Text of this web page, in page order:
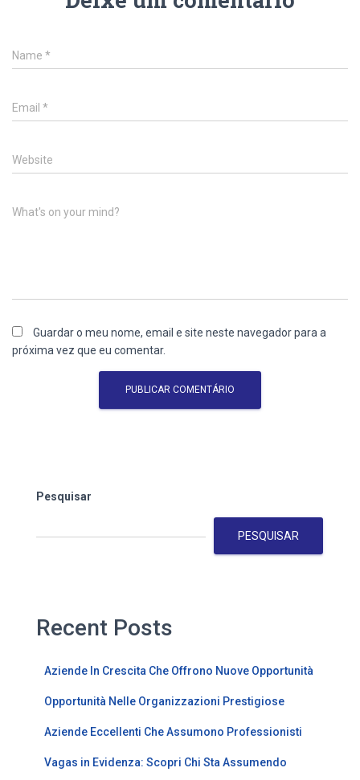
Name *
Email *
Website
What's on your mind?
Guardar o meu nome, email e site neste navegador para a
próxima vez que eu comentar.
Pesquisar
PESQUISAR
Recent Posts
Aziende In Crescita Che Offrono Nuove Opportunità
Opportunità Nelle Organizzazioni Prestigiose
Aziende Eccellenti Che Assumono Professionisti
Vagas in Evidenza: Scopri Chi Sta Assumendo